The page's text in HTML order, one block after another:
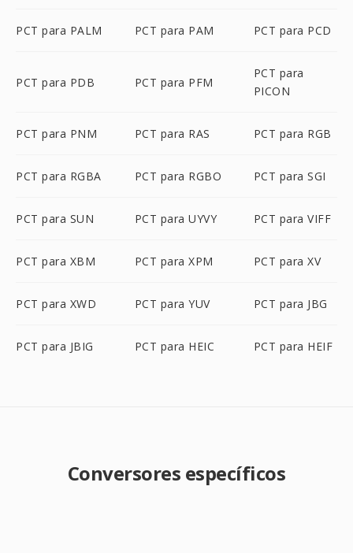
PCT para PALM PCT para PAM PCT para PCD
PCT para PDB PCT para PFM
PCT para
PICON
PCT para PNM PCT para RAS PCT para RGB
PCT para RGBA PCT para RGBO PCT para SGI
PCT para SUN PCT para UYVY PCT para VIFF
PCT para XBM PCT para XPM PCT para XV
PCT para XWD PCT para YUV PCT para JBG
PCT para JBIG PCT para HEIC PCT para HEIF
Conversores específicos